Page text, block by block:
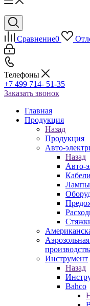
Сравнение0
Телефоны
+7 499 714- 51-35
Заказать звонок
Главная
Продукция
Назад
Продукция
Авто-
Назад
Авто-
Лампы
Инструмент
Назад
Bahco